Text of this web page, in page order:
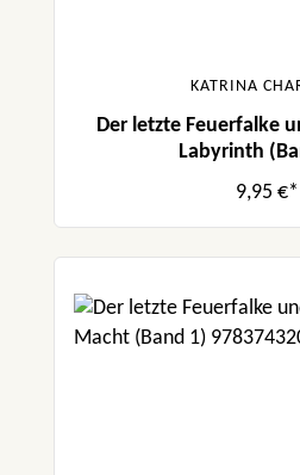
KATRINA
Der letzte Feuerfalke
Labyrinth
9,95 €*